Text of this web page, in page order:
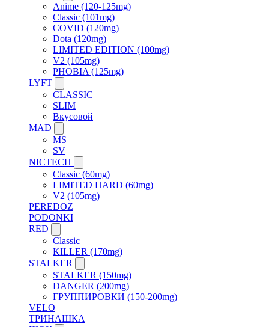
Anime (120-125mg)
Classic (101mg)
COVID (120mg)
Dota (120mg)
LIMITED EDITION (100mg)
V2 (105mg)
PHOBIA (125mg)
LYFT
CLASSIC
SLIM
Вкусовой
MAD
MS
SV
NICTECH
Classic (60mg)
LIMITED HARD (60mg)
V2 (105mg)
PEREDOZ
PODONKI
RED
Classic
KILLER (170mg)
STALKER
STALKER (150mg)
DANGER (200mg)
ГРУППИРОВКИ (150-200mg)
VELO
ТРИНАШКА